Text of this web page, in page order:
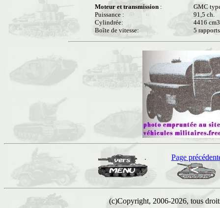
Moteur et transmission :
Puissance :
Cylindrée:
Boîte de vitesse:
GMC
91,5 ch.
4416 cm3
5
Page
(c)Copyright, 2006-2026, tous